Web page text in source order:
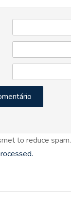
to reduce spam.